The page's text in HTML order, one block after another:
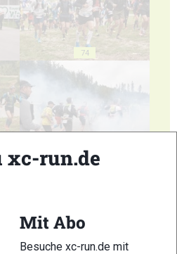
74
76
xc-run.de
Mit Abo
Besuche xc-run.de mit